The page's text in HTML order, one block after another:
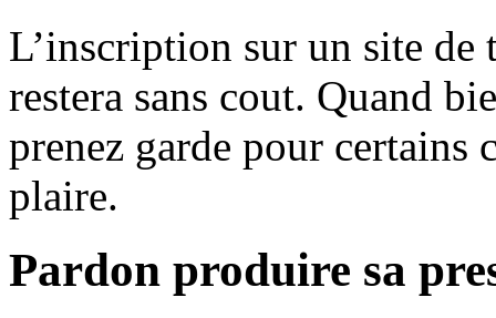
L’inscription sur un site de
restera sans cout. Quand
prenez garde pour
plaire.
Pardon produire sa